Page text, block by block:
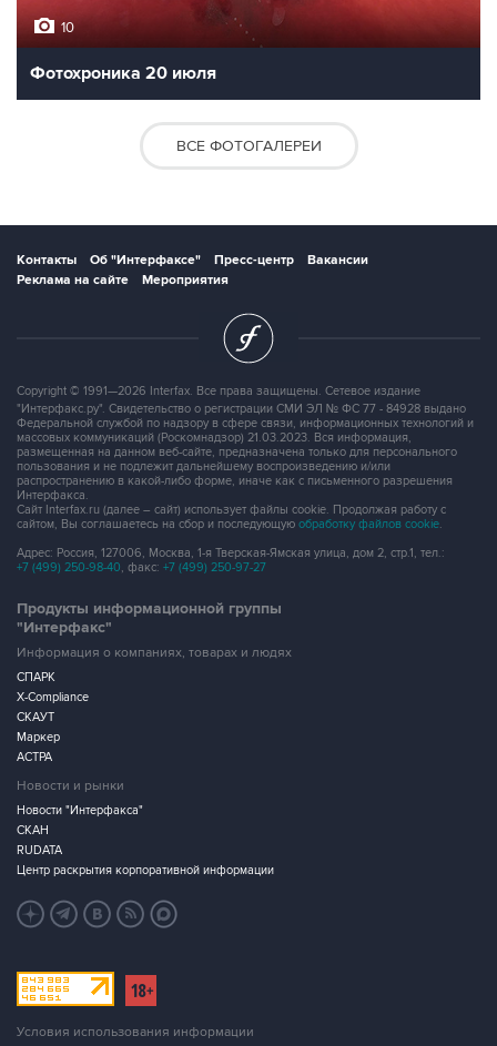
10
Фотохроника 20 июля
ВСЕ ФОТОГАЛЕРЕИ
Контакты Об "Интерфаксе" Пресс-центр
Вакансии
Реклама на сайте
Мероприятия
Copyright © 1991—2026 Interfax. Все права защищены. Сетевое издание
"Интерфакс.ру". Свидетельство о регистрации СМИ ЭЛ № ФС 77 - 84928 выдано
Федеральной службой по надзору в сфере связи, информационных технологий и
массовых коммуникаций (Роскомнадзор) 21.03.2023. Вся информация,
размещенная на данном веб-сайте, предназначена только для персонального
пользования и не подлежит дальнейшему воспроизведению и/или
распространению в какой-либо форме, иначе как с письменного разрешения
Интерфакса.
Сайт Interfax.ru (далее – сайт) использует файлы cookie. Продолжая работу с
сайтом, Вы соглашаетесь на сбор и последующую обработку файлов cookie.
Адрес: Россия, 127006, Москва, 1-я Тверская-Ямская улица, дом 2, стр.1, тел.:
+7 (499) 250-98-40, факс: +7 (499) 250-97-27
Продукты информационной группы
"Интерфакс"
Информация о компаниях, товарах и людях
СПАРК
X-Compliance
СКАУТ
Маркер
АСТРА
Новости и рынки
Новости "Интерфакса"
СКАН
RUDATA
Центр раскрытия корпоративной информации
Условия использования информации